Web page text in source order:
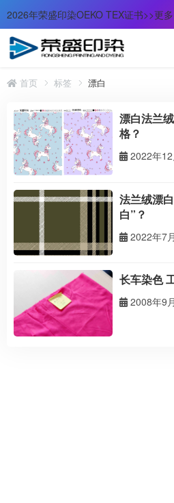
2026年荣盛印染OEKO TEX证书>>更多
首页 标签 漂白
漂白法兰
格？
2022年
法兰绒漂
白”？
2022年7
长车染色
2008年9